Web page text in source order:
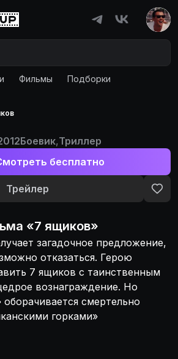
Фильмы Подборки
Боевик,Триллер
бесплатно
Трейлер
«7 ящиков»
загадочное предложение,
отказаться. Герою
7 ящиков с таинственным
вознаграждение. Но
оборачивается смертельно
горками»